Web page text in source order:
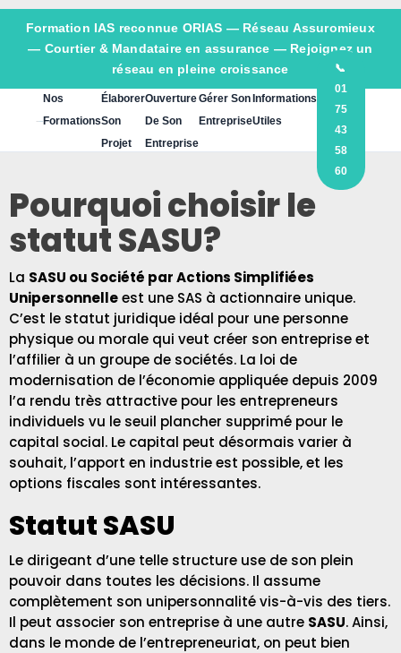
Formation IAS reconnue ORIAS — Réseau Assuromieux
— Courtier & Mandataire en assurance — Rejoignez un
réseau en pleine croissance
Nos
Formations
Élaborer
Son
Projet
Ouverture
De Son
Entreprise
Gérer Son
Entreprise
Informations
Utiles
📞
01
75
43
58
60
Pourquoi choisir le
statut SASU?
La SASU ou Société par Actions Simplifiées
Unipersonnelleest une SAS à actionnaire unique.
C’est le statut juridique idéal pour une personne
physique ou morale qui veut créer son entreprise et
l’affilier à un groupe de sociétés. La loi de
modernisation de l’économie appliquée depuis 2009
l’a rendu très attractive pour les entrepreneurs
individuels vu le seuil plancher supprimé pour le
capital social. Le capital peut désormais varier à
souhait, l’apport en industrie est possible, et les
options fiscales sont intéressantes.
Statut SASU
Le dirigeant d’une telle structure use de son plein
pouvoir dans toutes les décisions. Il assume
complètement son unipersonnalité vis-à-vis des tiers.
Il peut associer son entreprise à une autre SASU. Ainsi,
dans le monde de l’entrepreneuriat, on peut bien